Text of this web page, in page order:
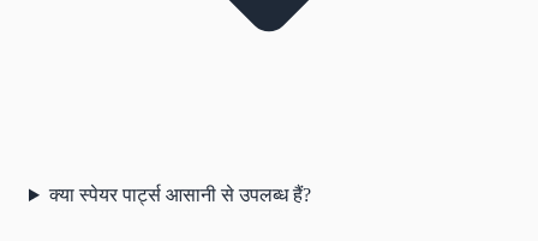
क्या स्पेयर पार्ट्स आसानी से उपलब्ध हैं?